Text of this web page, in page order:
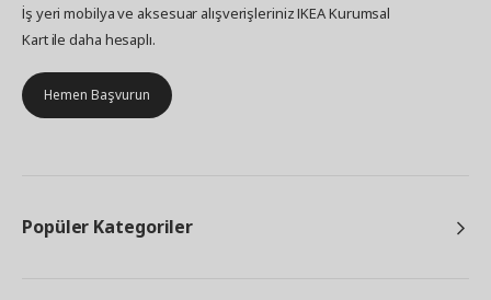
İş yeri mobilya ve aksesuar alışverişleriniz IKEA Kurumsal
Kart ile daha hesaplı.
Hemen Başvurun
Popüler Kategoriler